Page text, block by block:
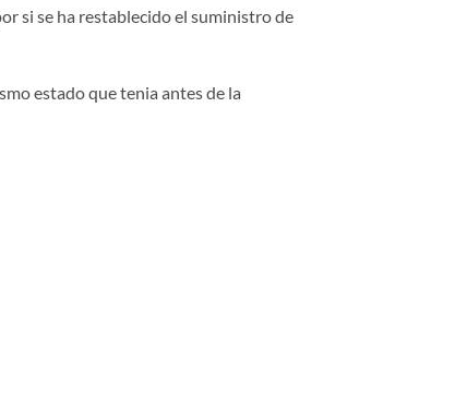
si se ha restablecido el suministro de
estado que tenia antes de la